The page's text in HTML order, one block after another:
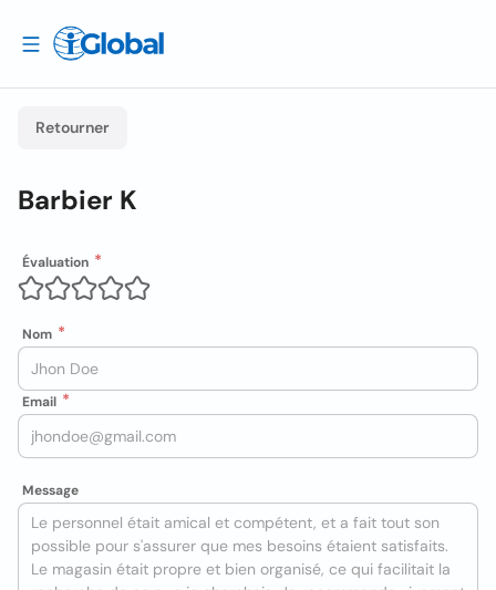
Retourner
Barbier K
Évaluation
Nom
Email
Message